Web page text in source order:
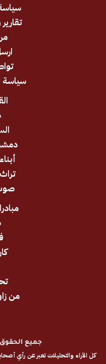
سياسة واقتصاد
تقارير وتحقيقات
ارسل خبرك
تواصل معنا
سياسة
دمشق وريفها
أبناء الجولان
تراث الجولان
صوت الناس
مبادرات مدنية
من زاوية أخرى
جميع الحقوق محفوظة © 2026
تعبر عن رأي أصحابها وليس